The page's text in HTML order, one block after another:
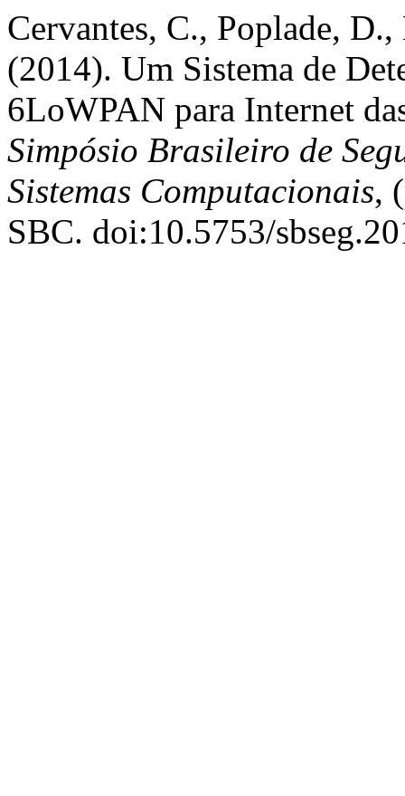
Cervantes, C., Poplade,
(2014). Um Sistema de
6LoWPAN para Internet
Simpósio Brasileiro de
Sistemas Computacionais,
SBC. doi:10.5753/